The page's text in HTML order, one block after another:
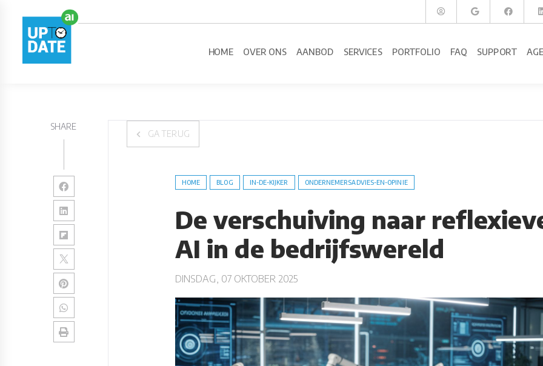
HOME OVER ONS AANBOD SERVICES PORTFOLIO FAQ SUPPORT
SHARE
GA TERUG
HOME BLOG IN-DE-KIJKER ONDERNEMERSADVIES-EN-OPINIE
De verschuiving naar
AI in de bedrijfswereld
DINSDAG, 07 OKTOBER 2025